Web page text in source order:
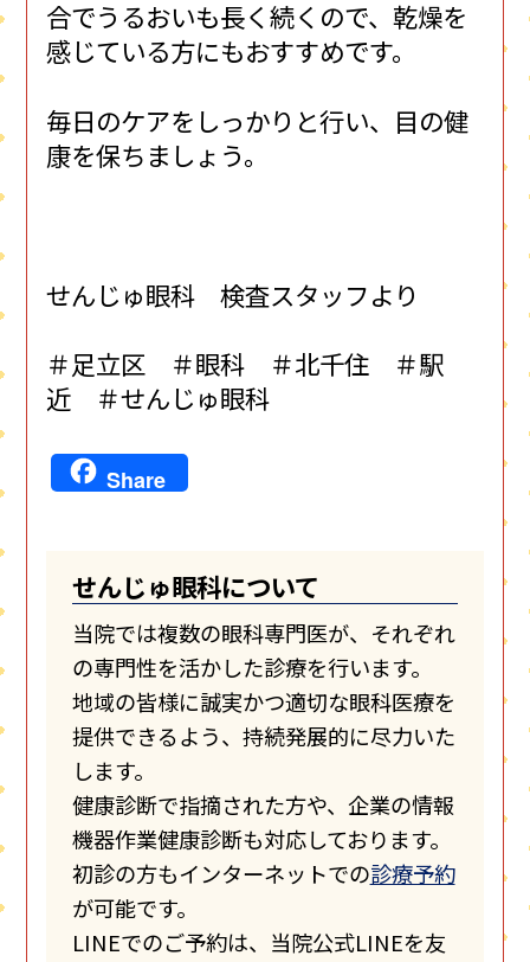
合でうるおいも長く続くので、乾燥を
感じている方にもおすすめです。
毎日のケアをしっかりと行い、目の健
康を保ちましょう。
せんじゅ眼科 検査スタッフより
＃足立区 ＃眼科 ＃北千住 ＃駅
近 ＃せんじゅ眼科
Share
せんじゅ眼科について
当院では複数の眼科専門医が、それぞれ
の専門性を活かした診療を行います。
地域の皆様に誠実かつ適切な眼科医療を
提供できるよう、持続発展的に尽力いた
します。
健康診断で指摘された方や、企業の情報
機器作業健康診断も対応しております。
初診の方もインターネットでの診療予約
が可能です。
LINEでのご予約は、当院公式LINEを友